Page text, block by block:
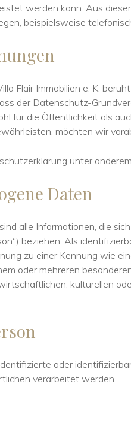
werden kann. Aus
beispielsweise
Flair Immobilien e. K.
der Datenschutz-
für die Öffentlichkeit als
möchten wir
unter
Daten
alle Informationen, die
beziehen. Als
zu einer Kennung wie
oder mehreren
kulturellen
oder
verarbeitet werden.